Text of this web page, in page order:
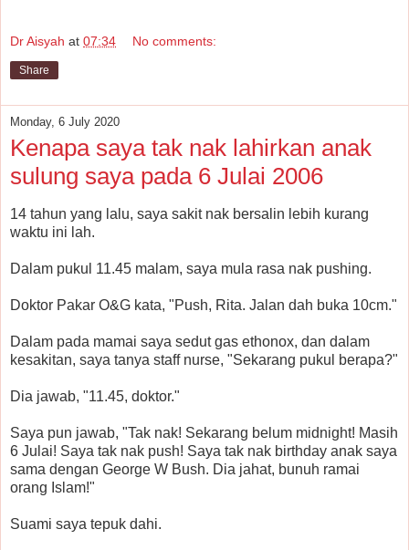
Dr Aisyah at 07:34 No comments:
Share
Monday, 6 July 2020
Kenapa saya tak nak lahirkan anak
sulung saya pada 6 Julai 2006
14 tahun yang lalu, saya sakit nak bersalin lebih kurang
waktu ini lah.
Dalam pukul 11.45 malam, saya mula rasa nak pushing.
Doktor Pakar O&G kata, "Push, Rita. Jalan dah buka 10cm."
Dalam pada mamai saya sedut gas ethonox, dan dalam
kesakitan, saya tanya staff nurse, "Sekarang pukul berapa?"
Dia jawab, "11.45, doktor."
Saya pun jawab, "Tak nak! Sekarang belum midnight! Masih
6 Julai! Saya tak nak push! Saya tak nak birthday anak saya
sama dengan George W Bush. Dia jahat, bunuh ramai
orang Islam!"
Suami saya tepuk dahi.